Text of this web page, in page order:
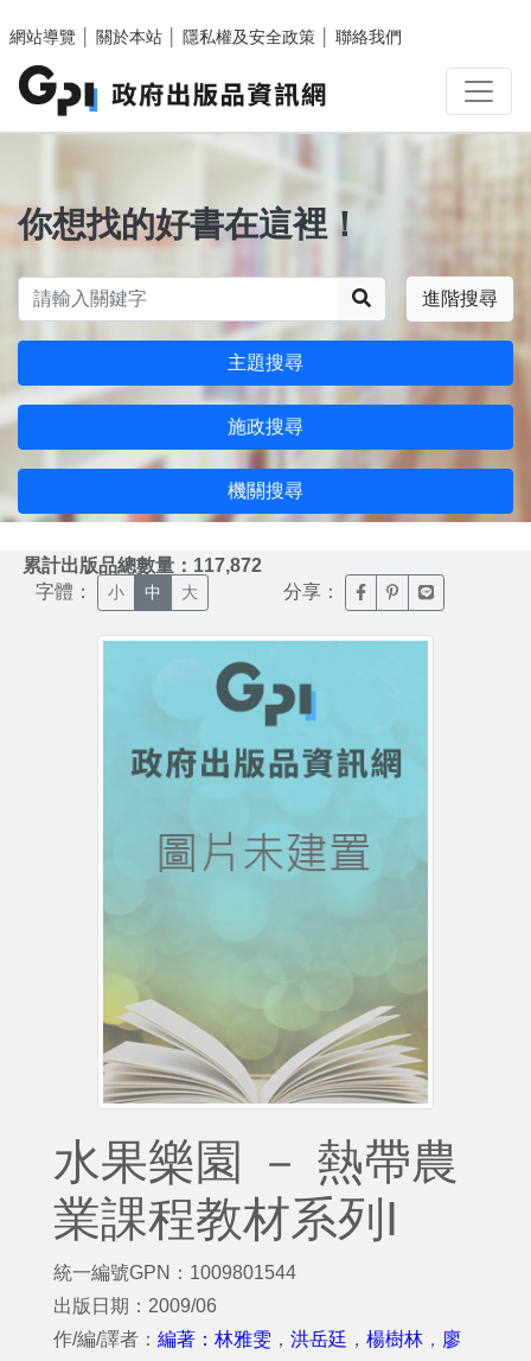
網站導覽
關於本站 隱私權及安全政策 聯絡我們
你想找的好書在這裡！
進階搜尋
主題搜尋
施政搜尋
機關搜尋
累計出版品總數量：117,872
字體： 小 中 大 分享： 臉書分享(另開新視窗)
噗浪分享(另開新
Line分享(另
水果樂園 － 熱帶農
業課程教材系列I
統一編號GPN：1009801544
出版日期：2009/06
作/編/譯者： 編著：林雅雯 ， 洪岳廷 ， 楊樹林 ， 廖